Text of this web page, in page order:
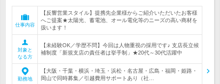
仕事内容
【反響営業スタイル】提携先企業様からご紹介いただいたお客様
へご提案★太陽光、蓄電池、オール電化等のニーズの高い商材を
扱います！
対象と
なる方
【未経験OK／学歴不問】今回は人物重視の採用です♪ 支店長立候
補制度「新規支店の責任者は挙手制」★20代～30代活躍中
勤務地
【大阪・千葉・横浜・埼玉・浜松・名古屋・広島・福岡・姫路・
岡山で同時募集／引越費用サポートあり（社…